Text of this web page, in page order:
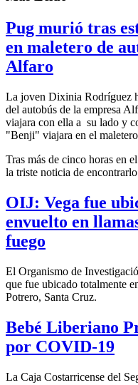
Pug murió tras
en maletero de
Alfaro
La joven Dixinia Rodríguez
del autobús de la empresa
viajara con ella a su lado y
"Benji" viajara en el
Tras más de cinco horas en
la triste noticia de
OIJ: Vega fue
envuelto en
fuego
El Organismo de
que fue ubicado totalmente
Potrero, Santa Cruz.
Bebé Liberiano
por COVID-19
La Caja Costarricense del